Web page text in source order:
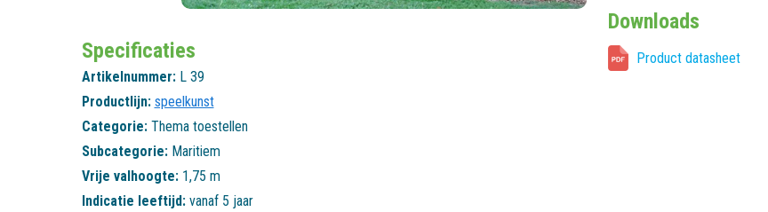
Specificaties
Artikelnummer: L 39
Productlijn: speelkunst
Categorie: Thema toestellen
Subcategorie: Maritiem
Vrije valhoogte: 1,75 m
Indicatie leeftijd: vanaf 5 jaar
Downloads
Product datasheet